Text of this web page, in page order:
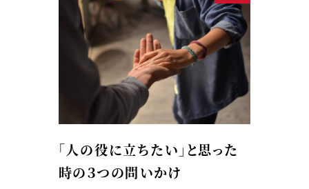
「人の役に立ちたい」と思った
時の３つの問いかけ